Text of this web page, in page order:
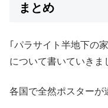
まとめ
｢パラサイト半地下の
について書いていきま
各国で全然ポスターが